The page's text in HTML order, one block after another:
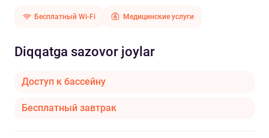
Бесплатный Wi-Fi Медицинские услуги
Diqqatga sazovor joylar
Доступ к бассейну
Бесплатный завтрак